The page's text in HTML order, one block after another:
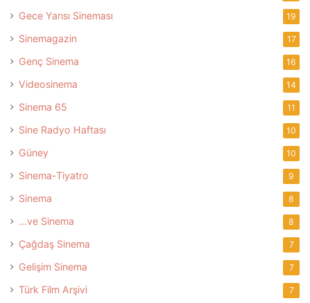
Gece Yarısı Sineması 19
Sinemagazin 17
Genç Sinema 16
Videosinema 14
Sinema 65 11
Sine Radyo Haftası 10
Güney 10
Sinema-Tiyatro 9
Sinema 8
…ve Sinema 8
Çağdaş Sinema 7
Gelişim Sinema 7
Türk Film Arşivi 7